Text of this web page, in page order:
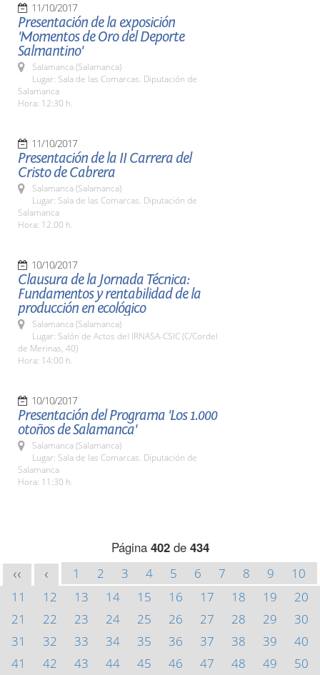
11/10/2017
Presentación de la exposición
'Momentos de Oro del Deporte
Salmantino'
Salamanca (Salamanca)
Lugar: Sala de las Comarcas. Diputación de
Salamanca
Hora: 12:30 h.
11/10/2017
Presentación de la II Carrera del
Cristo de Cabrera
Salamanca (Salamanca)
Lugar: Sala de las Comarcas. Diputación de
Salamanca
Hora: 12.00 h.
10/10/2017
Clausura de la Jornada Técnica:
Fundamentos y rentabilidad de la
producción en ecológico
Salamanca (Salamanca)
Lugar: Salón de Actos del IRNASA-CSIC (C/Cordel
de Merinas, 40)
Hora: 14:00 h.
10/10/2017
Presentación del Programa 'Los 1.000
otoños de Salamanca'
Salamanca (Salamanca)
Lugar: Sala de las Comarcas. Diputación de
Salamanca
Hora: 11:30 h.
Página 402de 434
<< < 1 2 3 4 5 6 7 8 9
10
11
12 13 14 15 16 17 18 19
20
21
22 23 24 25 26 27 28 29
30
31
32 33 34 35 36 37 38 39
40
41
42 43 44 45 46 47 48 49
50